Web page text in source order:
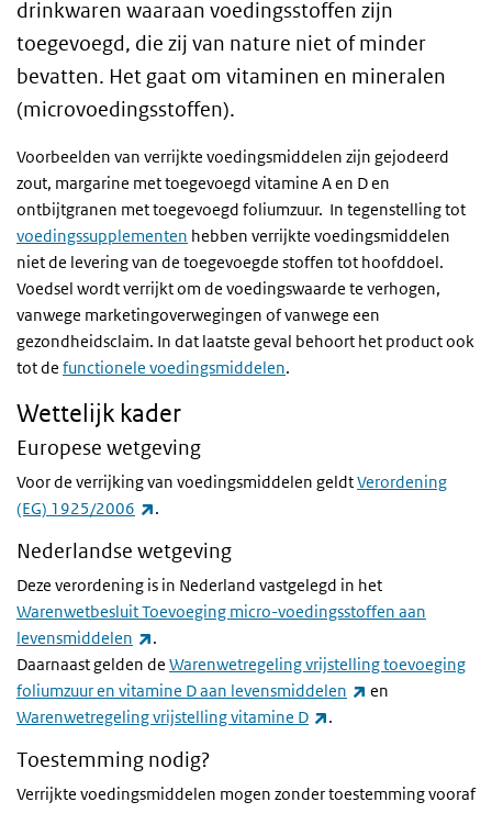
drinkwaren waaraan voedingsstoffen zijn
toegevoegd, die zij van nature niet of minder
bevatten. Het gaat om vitaminen en mineralen
(microvoedingsstoffen).
Voorbeelden van verrijkte voedingsmiddelen zijn gejodeerd
zout, margarine met toegevoegd vitamine A en D en
ontbijtgranen met toegevoegd foliumzuur. In tegenstelling tot
voedingssupplementen hebben verrijkte voedingsmiddelen
niet de levering van de toegevoegde stoffen tot hoofddoel.
Voedsel wordt verrijkt om de voedingswaarde te verhogen,
vanwege marketingoverwegingen of vanwege een
gezondheidsclaim. In dat laatste geval behoort het product ook
tot de functionele voedingsmiddelen.
Wettelijk kader
Europese wetgeving
Voor de verrijking van voedingsmiddelen geldtVerordening
(EG) 1925/2006
.
Nederlandse wetgeving
Deze verordening is in Nederland vastgelegd in het
Warenwetbesluit Toevoeging micro-voedingsstoffen aan
levensmiddelen
.
Daarnaast gelden de Warenwetregeling vrijstelling toevoeging
foliumzuur en vitamine D aan levensmiddelen
(externe link)
en
Warenwetregeling vrijstelling vitamine D
.
Toestemming nodig?
Verrijkte voedingsmiddelen mogen zonder toestemming vooraf